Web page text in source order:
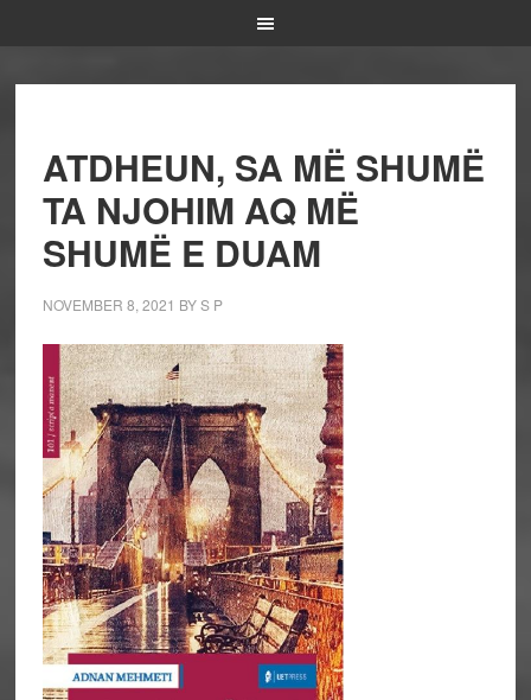
ATDHEUN, SA MË SHUMË
TA NJOHIM AQ MË
SHUMË E DUAM
NOVEMBER 8, 2021 BYS P